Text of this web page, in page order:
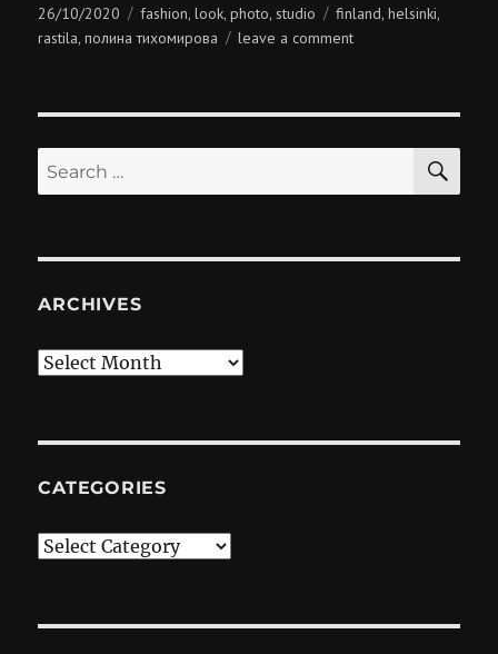
Posted
on
26/10/2020 Categories
fashion,look,photo, studio Tags
finland,helsinki,
rastila,полина тихомирова leave a commenton
Search
for:
ARCHIVES
Archives
CATEGORIES
Categories